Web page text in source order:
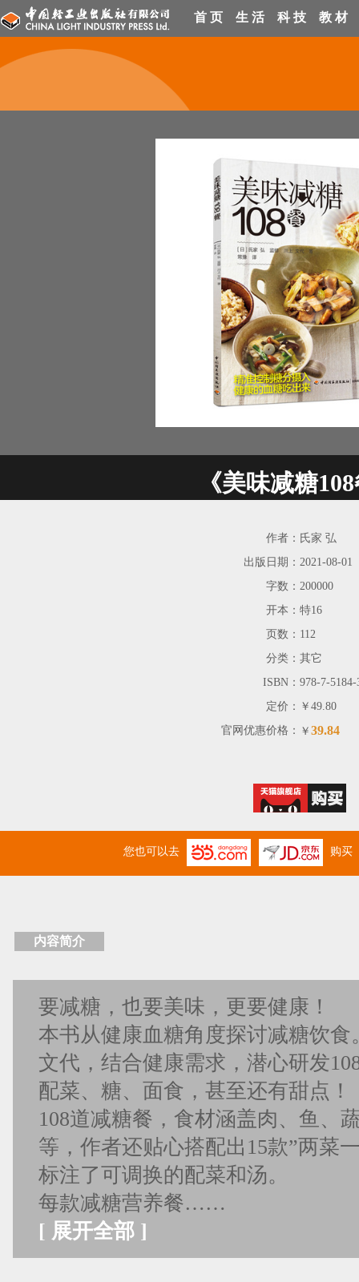
首 页 生 活 科 技 教 材
《美味减糖
作者： 氏家 弘
出版日期： 2021-08-01
字数： 200000
开本： 特16
页数： 112
分类： 其它
ISBN： 978-7-5184-
定价： ￥49.80
官网优惠价格： ￥ 39.84
您也可以去 购买
内容简介
要减糖，也要美味，更要健康！
本书从健康血糖角度探讨减糖饮
文代，结合健康需求，潜心研发
配菜、糖、面食，甚至还有甜点！
108道减糖餐，食材涵盖肉、鱼、
等，作者还贴心搭配出15款”两菜
标注了可调换的配菜和汤。
每款减糖营养餐……
[ 展开全部 ]